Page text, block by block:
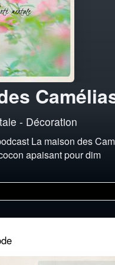
- Décoration
La maison des
apaisant pour dim